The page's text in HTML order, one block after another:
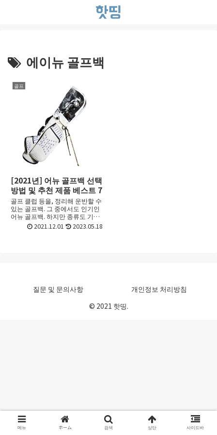
에이뉴 골프백
골프
[2021년] 어뉴 골프백 선택
방법 및 추천 제품 베스트 7
골프 클럽 등을, 정리해 운반할 수
있는 골프백. 그 중에서도 인기인
어뉴 골프백. 하지만 종류도 기능
로 많아서 어떤 어뉴 골프백를 골
라야 할지 선택하기가 어려울 때
2021.12.01 2023.05.18
질문 및 문의사항
개인정보 처리방침
© 2021 핫띵.
메뉴 ホーム 검색 상단 사이드바